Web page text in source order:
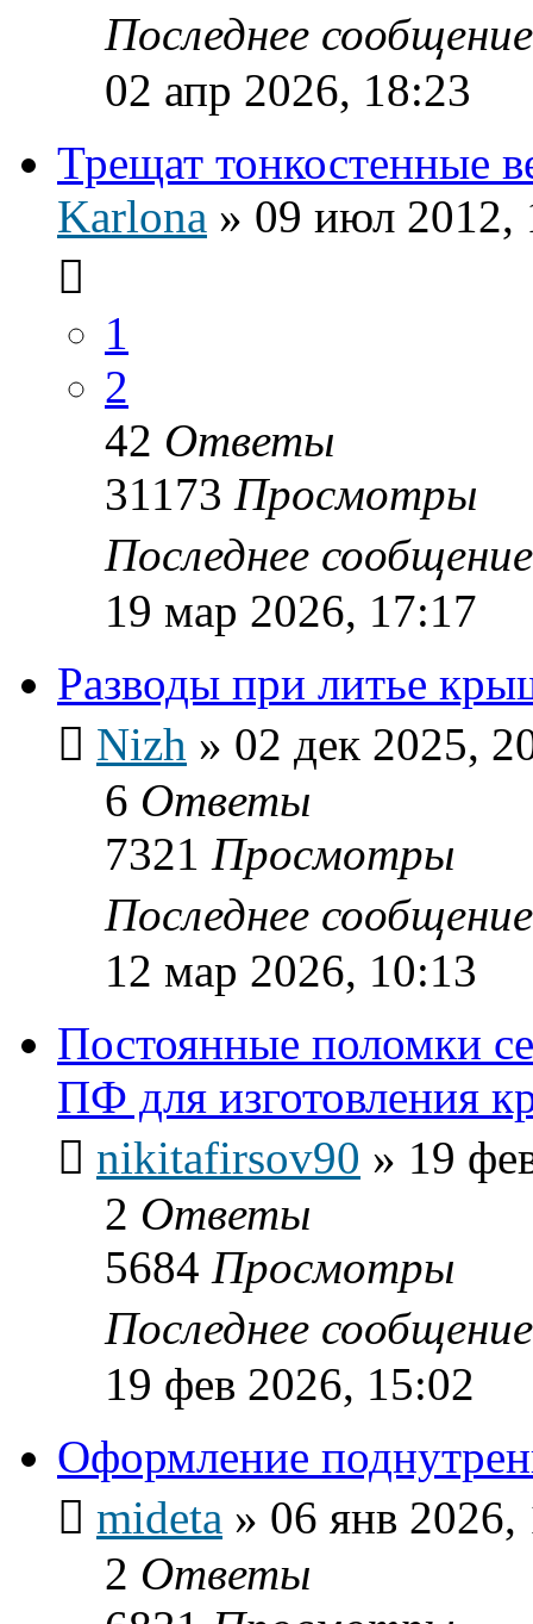
Последнее
02 апр 2026, 18:23
Трещат тонкостенные
Karlona » 09 июл 2012,
1
2
42 Ответы
31173 Просмотры
Последнее
19 мар 2026, 17:17
Разводы при литье
Nizh » 02 дек 2025,
6 Ответы
7321 Просмотры
Последнее
12 мар 2026, 10:13
Постоянные поломки
ПФ для изготовления
nikitafirsov90 » 19
2 Ответы
5684 Просмотры
Последнее
19 фев 2026, 15:02
Оформление
mideta » 06 янв 2026,
2 Ответы